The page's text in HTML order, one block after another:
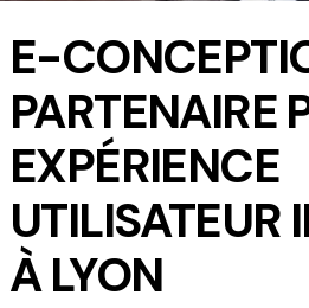
E-
PARTENAIRE
EXPÉRIENCE
UTILISATEUR
À LYON